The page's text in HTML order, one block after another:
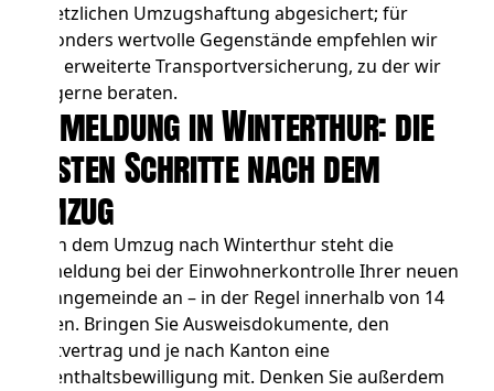
gesetzlichen Umzugshaftung abgesichert; für
besonders wertvolle Gegenstände empfehlen wir
eine erweiterte Transportversicherung, zu der wir
Sie gerne beraten.
Anmeldung in Winterthur: die
ersten Schritte nach dem
Umzug
Nach dem Umzug nach Winterthur steht die
Anmeldung bei der Einwohnerkontrolle Ihrer neuen
Wohngemeinde an – in der Regel innerhalb von 14
Tagen. Bringen Sie Ausweisdokumente, den
Mietvertrag und je nach Kanton eine
Aufenthaltsbewilligung mit. Denken Sie außerdem